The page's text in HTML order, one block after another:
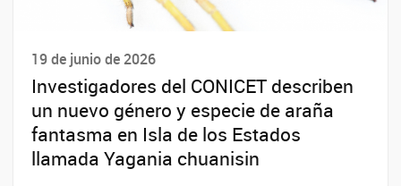
19 de junio de 2026
Investigadores del CONICET describen
un nuevo género y especie de araña
fantasma en Isla de los Estados
llamada Yagania chuanisin